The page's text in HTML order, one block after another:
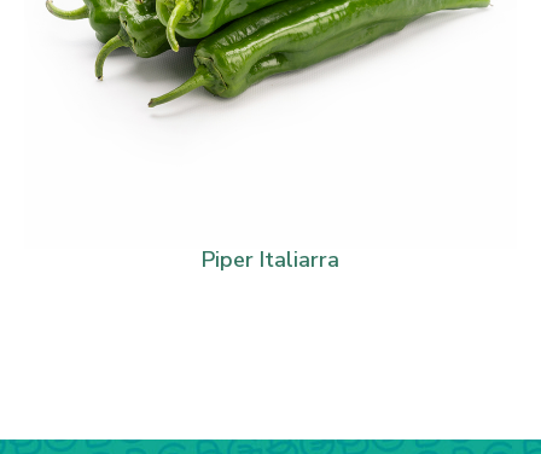
Piper Italiarra